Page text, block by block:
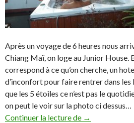
Après un voyage de 6 heures nous
Chiang Maï, on loge au Junior House.
correspond à ce qu’on cherche, un
d’inconfort pour faire rentrer dans les
que les 5 étoiles ce n’est pas le
on peut le voir sur la photo ci dessus…
Continuer la lecture de Thaïlande :
→